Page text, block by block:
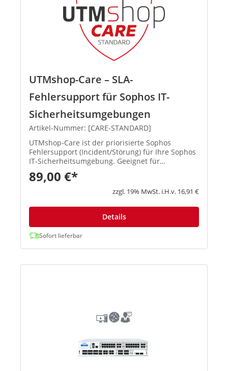
UTMshop-Care – SLA-
Fehlersupport für Sophos IT-
Sicherheitsumgebungen
Artikel-Nummer: [CARE-STANDARD]
UTMshop-Care ist der priorisierte Sophos
Fehlersupport (Incident/Störung) für Ihre Sophos
IT-Sicherheitsumgebung. Geeignet für
Unternehmen, die einen externen Sophos
Support mit SLA und planbaren Reaktionszeiten
benötigen. Sie erhalten definiert...
89,00 €*
zzgl. 19% MwSt. i.H.v. 16,91 €
Details
Sofort lieferbar